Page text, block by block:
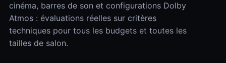
cinéma, barres de son et configurations Dolby
Atmos : évaluations réelles sur critères
techniques pour tous les budgets et toutes les
tailles de salon.